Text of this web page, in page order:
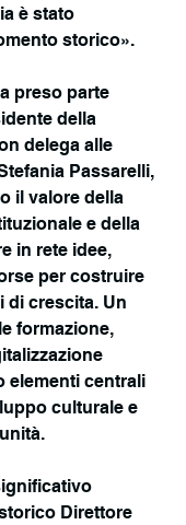
è stato
storico».
preso parte
della
delega alle
Passarelli,
il valore della
e della
in rete idee,
per costruire
di crescita. Un
formazione,
elementi centrali
culturale e
Direttore